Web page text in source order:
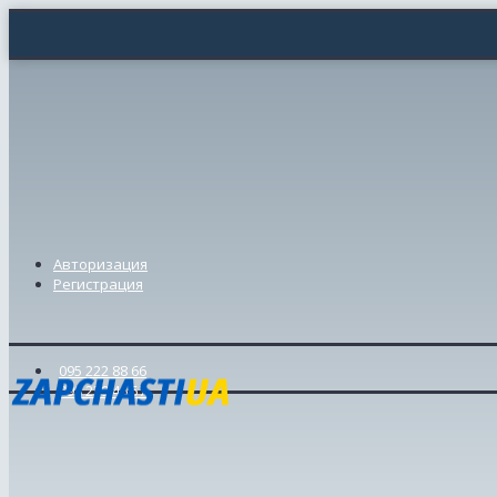
Авторизация
Регистрация
095 222 88 66
098 239 46 57